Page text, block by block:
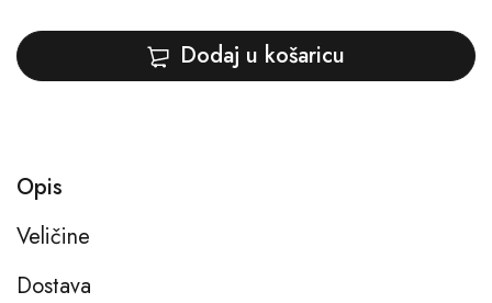
Dodaj u košaricu
Opis
Veličine
Dostava